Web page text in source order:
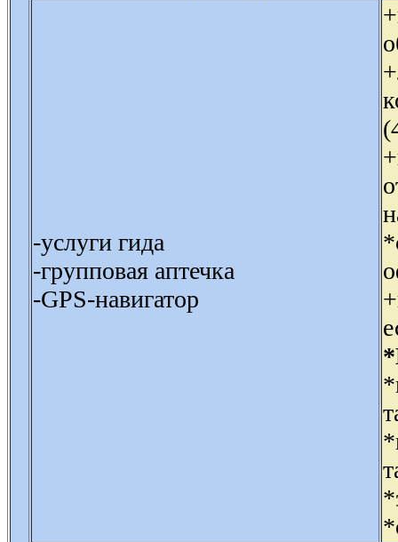
-услуги гида
-групповая аптечка
-GPS-навигатор